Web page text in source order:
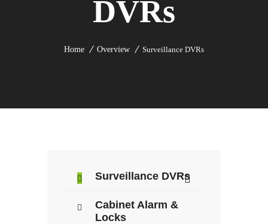
DVRs
Home Overview Surveillance DVRs
Surveillance DVRs
Cabinet Alarm &
Locks